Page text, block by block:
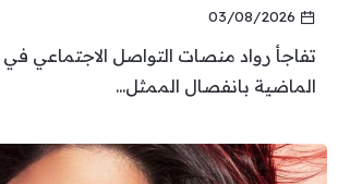
03/08/2026
تفاجأ رواد منصات التواصل الاجتماعي في
الماضية بانفصال الممثل...